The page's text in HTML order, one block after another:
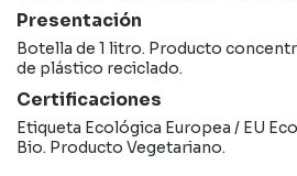
Presentación
Botella de 1 litro. Producto
de plástico reciclado.
Certificaciones
Etiqueta Ecológica Europea / EU
Bio. Producto Vegetariano.